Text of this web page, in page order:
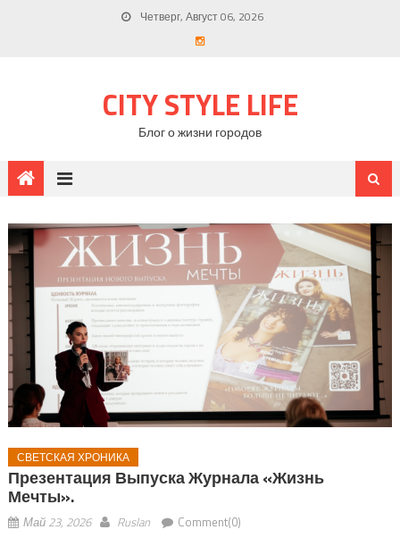
Четверг, Август 06, 2026
CITY STYLE LIFE
Блог о жизни городов
СВЕТСКАЯ ХРОНИКА
Презентация Выпуска Журнала «Жизнь
Мечты».
Май 23, 2026 Ruslan Comment(0)